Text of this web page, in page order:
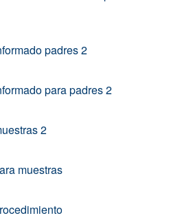
padres 2
para padres 2
2
muestras